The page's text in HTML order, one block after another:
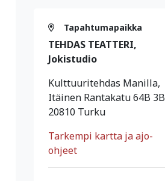
Tapahtumapaikka
TEHDAS TEATTERI,
Jokistudio
Kulttuuritehdas Manilla,
Itäinen Rantakatu 64B 3B
20810 Turku
Tarkempi kartta ja ajo-
ohjeet